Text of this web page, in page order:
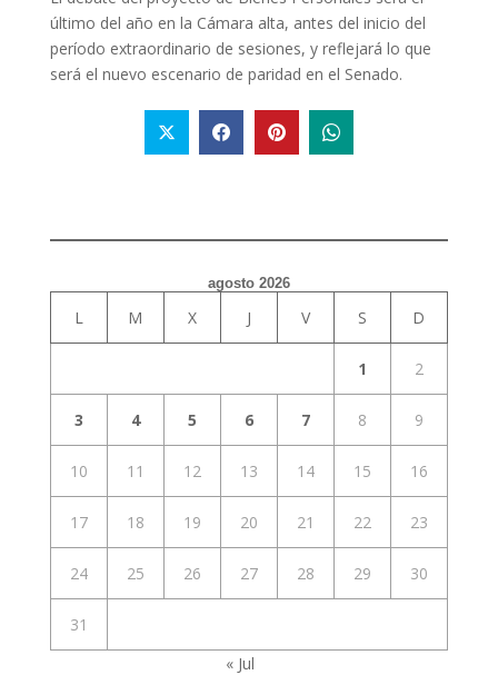
último del año en la Cámara alta, antes del inicio del
período extraordinario de sesiones, y reflejará lo que
será el nuevo escenario de paridad en el Senado.
agosto 2026
L M X J V S D
1 2
3 4 5 6 7 8 9
10 11 12 13 14 15 16
17 18 19 20 21 22 23
24 25 26 27 28 29 30
31
« Jul